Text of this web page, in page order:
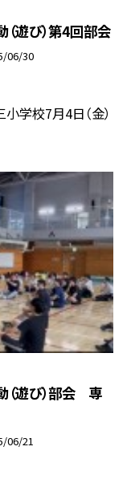
（遊び）第4回部会
06/30
学校7月4日（金）
（遊び）部会 専
06/21